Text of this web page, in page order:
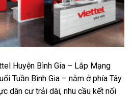
Huyện Bình Gia – Lắp Mạng
Tuần Bình Gia – nằm ở phía Tây
dân cư trải dài, nhu cầu kết nối